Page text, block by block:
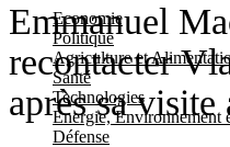
Economie
Politique
Agriculture et
Santé
Technologies
Energie, Environnement
Défense
Emmanuel
recontacter
après sa